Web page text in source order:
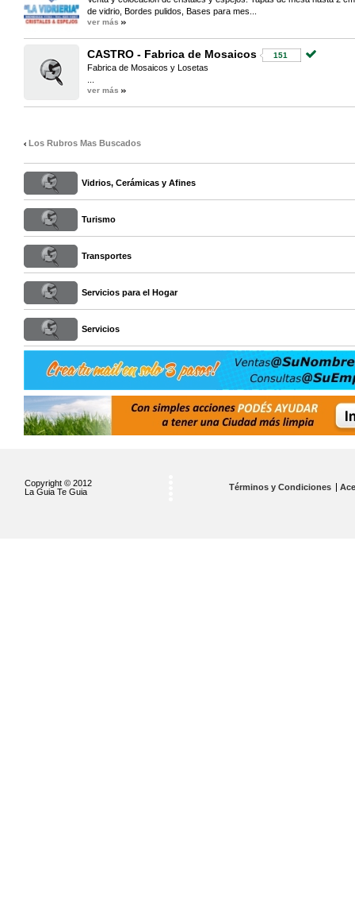
de vidrio, Bordes pulidos, Bases para mes...
ver más
CASTRO - Fabrica de Mosaicos 151
Fabrica de Mosaicos y Losetas
ver más
Los Rubros Mas Buscados
Vidrios, Cerámicas y Afines
Turismo
Transportes
Servicios para el Hogar
Servicios
Copyright © 2012
La Guia Te Guia
Términos y Condiciones